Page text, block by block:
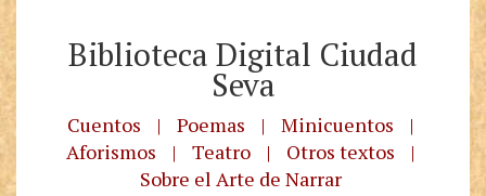
Biblioteca Digital Ciudad
Seva
Cuentos | Poemas | Minicuentos
|
Aforismos
| Teatro | Otros textos
|
Sobre el Arte de Narrar